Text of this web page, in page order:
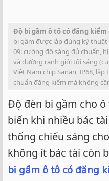
Độ bi gầm ô tô có đăng
bi gầm được lắp đúng kỹ
09: cường độ sáng đủ chuẩn,
và đường ranh giới tối sáng
Việt Nam chip Sanan, IP68,
chuẩn đăng kiểm mà không
Độ đèn bi gầm cho
biến khi nhiều bác
thống chiếu sáng
không ít bác tài còn
bi gầm ô tô có đăng